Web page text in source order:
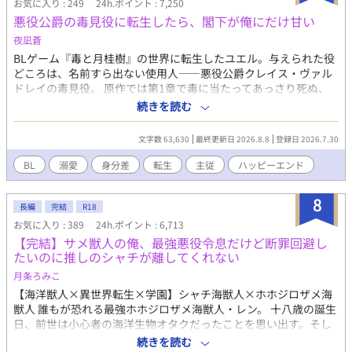
い頂けましたら幸いです。 R18要素は入れる予定ですが、進行上
めっちゃ先になります。題名に※ついたらR18です。 R15程度は
予告なく入れますので、ご了承下さい。 誤字脱字等ありました
ら、優しく御報告頂けますと助かります。 良ければコメント頂け
ますと嬉しいです。 因みに表紙は、イメージを固めるためにAIに
作ってもらったものです。 ムーンライトノベルズにも掲載してま
す。
お気に入り : 249 24h.ポイント : 7,250
悪役公爵の毒見役に転生したら、閣下が俺にだけ甘い
夜凪蒼
BLゲーム『毒と月桂樹』の世界に転生したユエル。与えられた役
どころは、名前すら出ない使用人——悪役公爵クレイス・ヴァル
ドレイの毒見役。 原作では第1章で毒に当たってあっさり死ぬ、
モブ中のモブだ。 死にたくない。前世は食品会社の品質管理、異
臭も変色も見分けられる。全力で毒を見抜いて生き延びる——そ
う決めて初仕事に臨んだのに。 「では俺が毒見する。お前は食う
な」 なぜかこの公爵、毒見役より先に自分が口をつけようとす
る。 「毒の公爵」と恐れられるこの人は、3歳から毒を盛られ続
けて味覚が壊れていた。何を食べても泥の味。だから食事に興味
がない——はずなのに、俺が「美味しいですか」と聞いた日、こ
の人は初めて言葉に詰まった。 泥の味しか分からないはずの人
が、なぜか俺にだけ甘い。 生き延びるための毒見が、いつのまに
かこの人に味を届ける仕事に変わっていく。 毒見役と、死にたが
りの公爵。ふたりの食卓のラブコメディ。全年齢・純愛です。 ※
本作は『小説家になろう』『カクヨム』にも掲載しています。
続きを読む
文字数 63,630 最終更新日 2026.8.8 登録日 2026.7.30
BL 溺愛 身分差 転生 主従 ハッピーエンド
8
長編 完結 R18
お気に入り : 389 24h.ポイント : 6,713
【完結】サメ獣人の俺、最強悪役令息だけど断罪回避し
たいのに推しのシャチが離してくれない
月条ろみこ
【海洋獣人×異世界転生×学園】シャチ海獣人×ホホジロザメ海
獣人 誰もが恐れる最強ホホジロザメ海獣人・レン。 十八歳の誕生
日、前世は小心者の海洋生物オタクだったことを思い出す。そし
て、この世界がBLゲームで、自分が断罪エンドを迎える悪役令息
続きを読む